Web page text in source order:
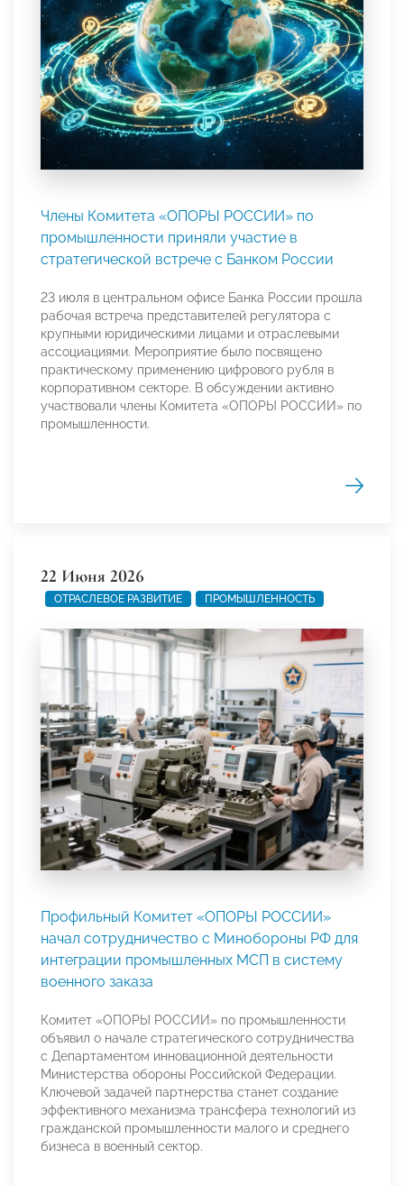
Члены Комитета «ОПОРЫ РОССИИ» по
промышленности приняли участие в
стратегической встрече с Банком России
23 июля в центральном офисе Банка России прошла
рабочая встреча представителей регулятора с
крупными юридическими лицами и отраслевыми
ассоциациями. Мероприятие было посвящено
практическому применению цифрового рубля в
корпоративном секторе. В обсуждении активно
участвовали члены Комитета «ОПОРЫ РОССИИ» по
промышленности.
22 Июня 2026
ОТРАСЛЕВОЕ РАЗВИТИЕ ПРОМЫШЛЕННОСТЬ
Профильный Комитет «ОПОРЫ РОССИИ»
начал сотрудничество с Минобороны РФ для
интеграции промышленных МСП в систему
военного заказа
Комитет «ОПОРЫ РОССИИ» по промышленности
объявил о начале стратегического сотрудничества
с Департаментом инновационной деятельности
Министерства обороны Российской Федерации.
Ключевой задачей партнерства станет создание
эффективного механизма трансфера технологий из
гражданской промышленности малого и среднего
бизнеса в военный сектор.